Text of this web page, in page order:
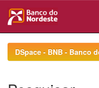
navigationDSpace - BNB - Banco